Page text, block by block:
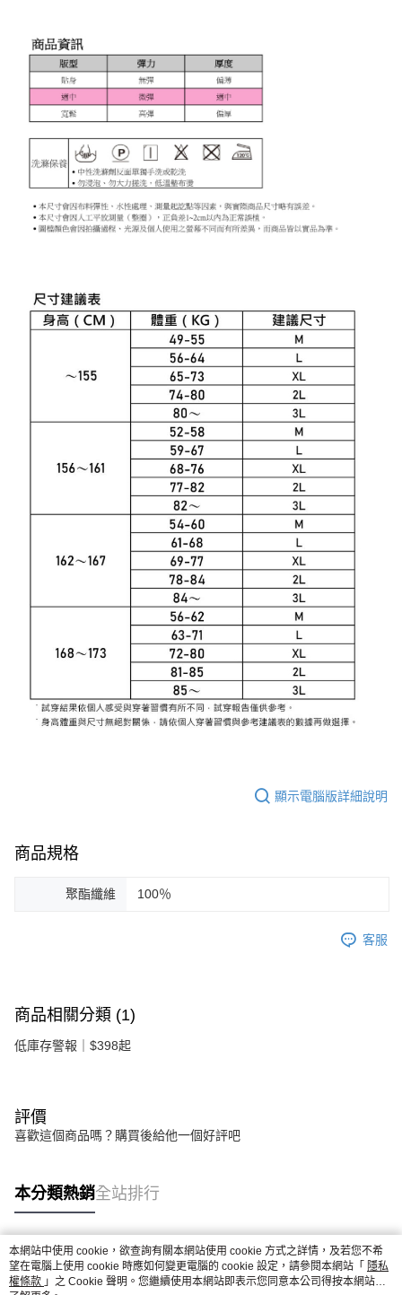
顯示電腦版詳細說明
商品規格
聚酯纖維 100％
客服
商品相關分類 (1)
低庫存警報｜$398起
評價
喜歡這個商品嗎？購買後給他一個好評吧
本分類熱銷全站排行
熱門標籤
本網站中使用 cookie，欲查詢有關本網站使用 cookie 方式之詳情，及若您不希
望在電腦上使用 cookie 時應如何變更電腦的 cookie 設定，請參閱本網站「 隱私
權條款 」之 Cookie 聲明。您繼續使用本網站即表示您同意本公司得按本網站使